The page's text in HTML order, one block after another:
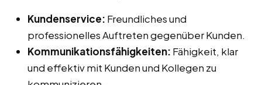
Kundenservice: Freundliches und
professionelles Auftreten gegenüber Kunden.
Kommunikationsfähigkeiten: Fähigkeit, klar
und effektiv mit Kunden und Kollegen zu